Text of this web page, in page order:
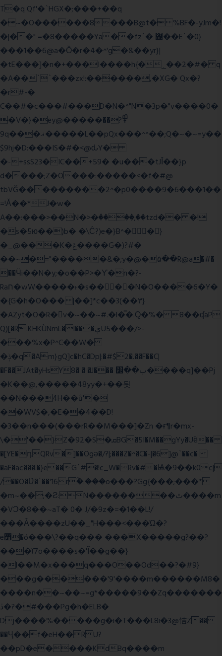
T�q Qf'�`HGX�;���+��q
�~�O������8���B@t� %BF�-yJm�!
�|��" =�8�����Ya��fz`� ޶��E`�0}
���1��6@a�Ȍ�r�4�^'g�&��yr}|
�tE���]�n�+���I����h{�_̣��2�#� q
�A��``���zx!:������,�XG� Qx�?
�r#-�
C��#�c���#���D�N�^"N�3p�"v����0�
�V�}�ey@�����߾?��
9q���ޣ�����L��pQx���^^��;Q�~�~=y��
$9hj�D:���IS�#�<@ԃY�
�-+ssS23�IC��+59� �u���tJǏ��}p
d����;Z�O���:�����<�f�#@
tbVĞ���������2^�p0����9�6���1��
=!Ǎ��*J�w�
A��:���>��N�>�ٝ����;��tzd�� �!
�s�5ю��)b� �\Ĉ?)e�}B^��}
�_@���K�ݝ����G�)?#�
��~�="�����&�;y�@�۵��R@a�#�
��Ӵi��N�y;�o��P>�ϒ�n�?­
Raח�wW�����˫�s����N�O����6�Y�
�{G�h�O��� |��]*c��3(��٣}
�AZyt�O�R�v�~��~#.�l�̿�.Ԛ�%� 8��ʠaP
Q)[�R.KHKÙNmL�l���ېU5���/>-
���%x�P^C��W�
�ݙ�q�Am}gQ]c�hC�Dp|:�#$2�.��F��C|
�F��JAt�yHsY8� � �J��� ب��׼����q]��Pj
�K��@,�����48yy�+��됫
��N���4H��ů'�
��WV$�,�E��4��D!
�3��n���(���rR��M���]�Zn �ғ¶r�mx-
\�'��}Z�92�S�ܩBG�5I�M��gYy�Uȅ��
�[YE�դQRv�]��Ogə�/?|;���Z�^�C�-|�6]@`��c�
�aF�ac���.�}e��G`#�!c_W�Rv�#�Ѩ�9��k0c|
/��O�Ʋ�`��'16rؒ�:���o���?Gg{���;���*
�m~��;�Ƨ:N��������ٿ����m
�VϽ�8��~aT� 0� J/�9z�=�1��L!/
���Ǡ����zU��_"H���<���Ώ�?
e߻�ó���\?��q��� ���X�����g?��?
���ϊ7o����s�'Ĩ��g��}
�l��M�x���q���O��Od��?�#9}
���g������'9'����m������M8�
����n��~��~=g*�����9��Zq�������
ڏ�?�#���Pg�h�ELB�
Dj����%�����g�i�T���L8i�3@恄Z��
��Ҷ��f�eH��R U?
��pD�e����KdBq����m